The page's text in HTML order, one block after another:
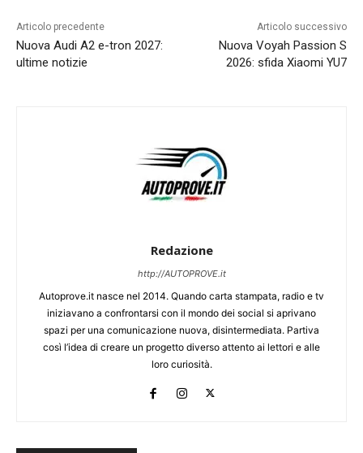
Articolo precedente
Nuova Audi A2 e-tron 2027:
ultime notizie
Articolo successivo
Nuova Voyah Passion S
2026: sfida Xiaomi YU7
Redazione
http://AUTOPROVE.it
Autoprove.it nasce nel 2014. Quando carta stampata, radio e tv
iniziavano a confrontarsi con il mondo dei social si aprivano
spazi per una comunicazione nuova, disintermediata. Partiva
così l’idea di creare un progetto diverso attento ai lettori e alle
loro curiosità.